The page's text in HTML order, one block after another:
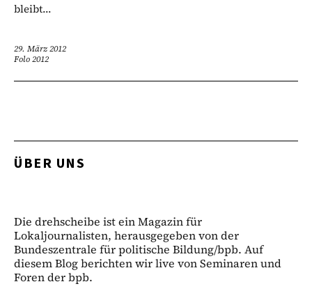
bleibt...
29. März 2012
Folo 2012
ÜBER UNS
Die drehscheibe ist ein Magazin für
Lokaljournalisten, herausgegeben von der
Bundeszentrale für politische Bildung/bpb. Auf
diesem Blog berichten wir live von Seminaren und
Foren der bpb.